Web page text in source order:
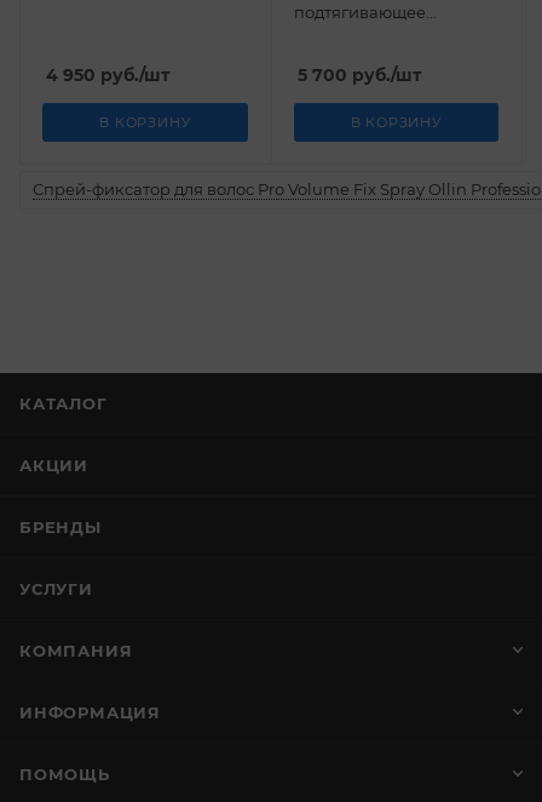
4 950 руб./шт
В КОРЗИНУ
подтягивающее
5 700 руб./шт
В КОРЗИНУ
Спрей-фиксатор для волос Pro Volume Fix Spray Ollin
КАТАЛОГ
АКЦИИ
БРЕНДЫ
УСЛУГИ
КОМПАНИЯ
ИНФОРМАЦИЯ
ПОМОЩЬ